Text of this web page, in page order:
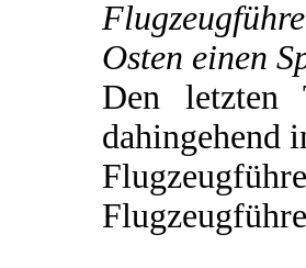
Osten einen
Den letzten
dahingehend